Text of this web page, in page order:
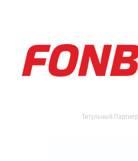
Титульный Партнер